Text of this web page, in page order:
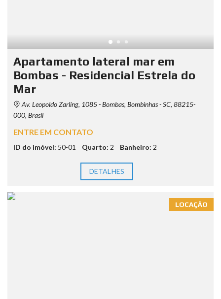
Apartamento lateral mar em
Bombas - Residencial Estrela do
Mar
Av. Leopoldo Zarling, 1085 - Bombas, Bombinhas - SC, 88215-
000, Brasil
ENTRE EM CONTATO
ID do imóvel: 50-01 Quarto: 2 Banheiro: 2
DETALHES
LOCAÇÃO